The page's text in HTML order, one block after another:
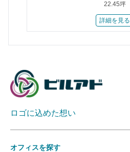
22.45坪
詳細を見る
ロゴに込めた想い
オフィスを探す